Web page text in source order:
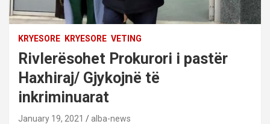
KRYESORE KRYESORE VETING
Rivlerësohet Prokurori i pastër
Haxhiraj/ Gjykojnë të
inkriminuarat
January 19, 2021 alba-news